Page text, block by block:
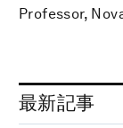
Professor,
最新記事